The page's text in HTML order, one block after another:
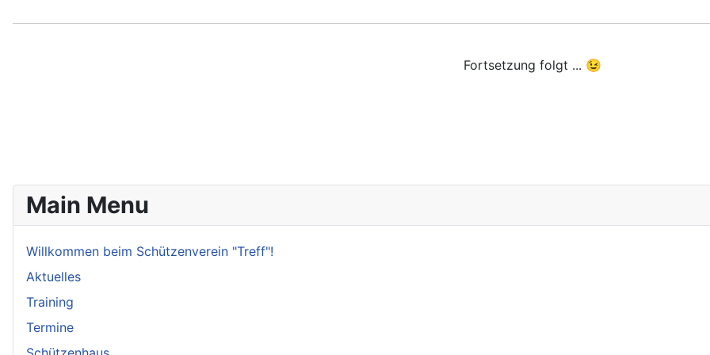
Fortsetzung folgt ... 😉
Main Menu
Willkommen beim Schützenverein "Treff"!
Aktuelles
Training
Termine